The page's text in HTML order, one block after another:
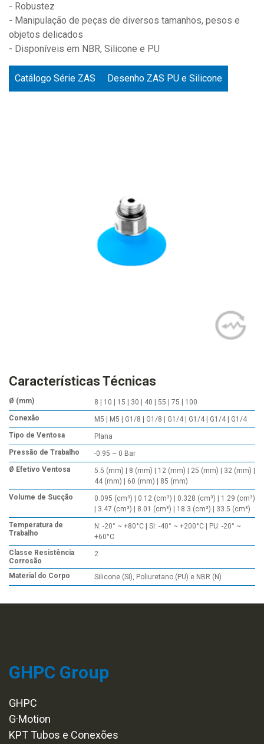
- Robustez
- Manipulação de peças de diversos tamanhos, pesos e
objetos delicados
- Disponíveis em NBR, Silicone e PU
Catálogo Série ZAS Desenho ZAS PU e Silicone
Características Técnicas
Ø (mm)
8 | 10 | 15 | 30 | 40 | 55 | 75 | 100
Conexão
M5 | M5 | G1/8 | G1/8 | G1/4 | G1/4 | G1/4 | G1/4
Tipo de Ventosa
Plana
Pressão de Trabalho
-0.95 ~ 0 Bar
Ø Efetivo Ventosa
5.5 (mm) | 8 (mm) | 12 (mm) | 25 (mm) | 32 (mm) |
44 (mm) | 60 (mm) | 85 (mm)
Volume de Sucção
0.095 (cm³) | 0.12 (cm³) | 0.328 (cm³) | 1.29 (cm³)
| 3.47 (cm³) | 8.01 (cm³) | 18.3 (cm³) | 33.5 (cm³)
Temperatura de
Trabalho
N: -20° ~ +80°C | SI: -40° ~ +200°C | PU: -20° ~
+60°C
Classe Resistência
Corrosão
2
Material do Corpo Silicone (SI), Poliuretano (PU) e NBR (N)
GHPC Group
GHPC
G·Motion
KPT Tubos e Conexões